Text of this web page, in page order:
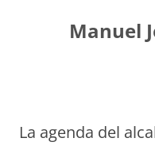
contenidoManuel
La agenda del